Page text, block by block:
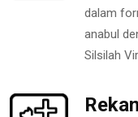
dalam
anabul
Silsilah